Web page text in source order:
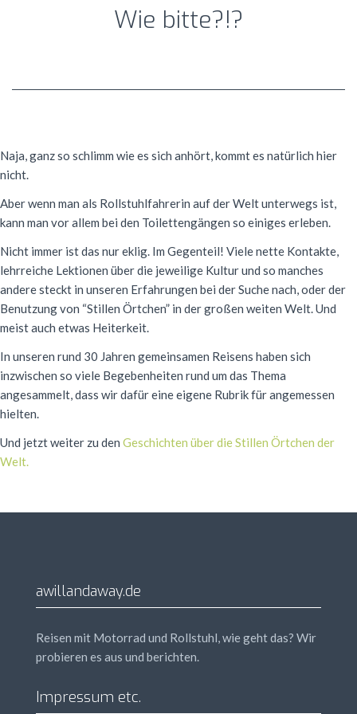
Wie bitte?!?
Naja, ganz so schlimm wie es sich anhört, kommt es natürlich hier
nicht.
Aber wenn man als Rollstuhlfahrerin auf der Welt unterwegs ist,
kann man vor allem bei den Toilettengängen so einiges erleben.
Nicht immer ist das nur eklig. Im Gegenteil! Viele nette Kontakte,
lehrreiche Lektionen über die jeweilige Kultur und so manches
andere steckt in unseren Erfahrungen bei der Suche nach, oder der
Benutzung von “Stillen Örtchen” in der großen weiten Welt. Und
meist auch etwas Heiterkeit.
In unseren rund 30 Jahren gemeinsamen Reisens haben sich
inzwischen so viele Begebenheiten rund um das Thema
angesammelt, dass wir dafür eine eigene Rubrik für angemessen
hielten.
Und jetzt weiter zu den Geschichten über die Stillen Örtchen der
Welt.
awillandaway.de
Reisen mit Motorrad und Rollstuhl, wie geht das? Wir
probieren es aus und berichten.
Impressum etc.